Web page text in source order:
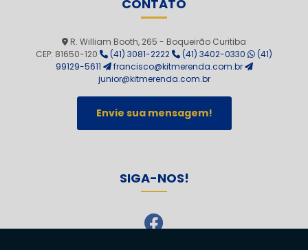
CONTATO
R. William Booth, 265 - Boqueirão Curitiba
CEP: 81650-120
(41) 3081-2222 (41) 3402-0330
(41)
99129-5611
francisco@kitmerenda.com.br
junior@kitmerenda.com.br
Envie sua mensagem!
SIGA-NOS!